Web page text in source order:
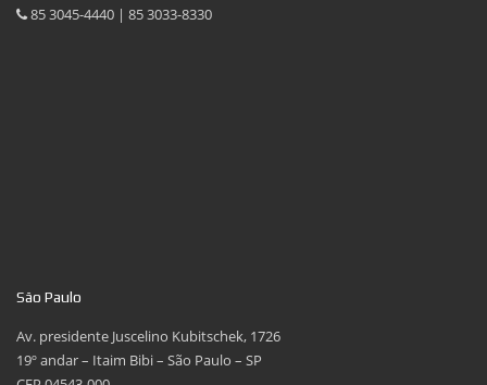
85 3045-4440 | 85 3033-8330
São Paulo
Av. presidente Juscelino Kubitschek, 1726
19º andar – Itaim Bibi – São Paulo – SP